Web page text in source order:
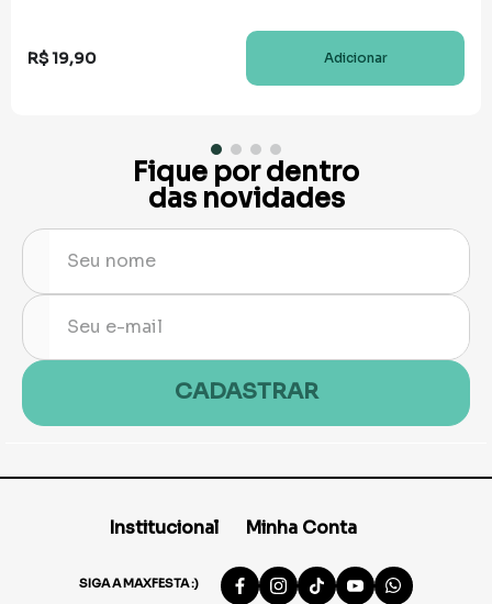
R$19,90 Adicionar
Fique por dentro
das novidades
CADASTRAR
Institucional Minha Conta
SIGA A MAXFESTA :)